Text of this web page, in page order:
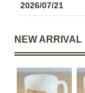
2026/07/21
NEW ARRIVAL